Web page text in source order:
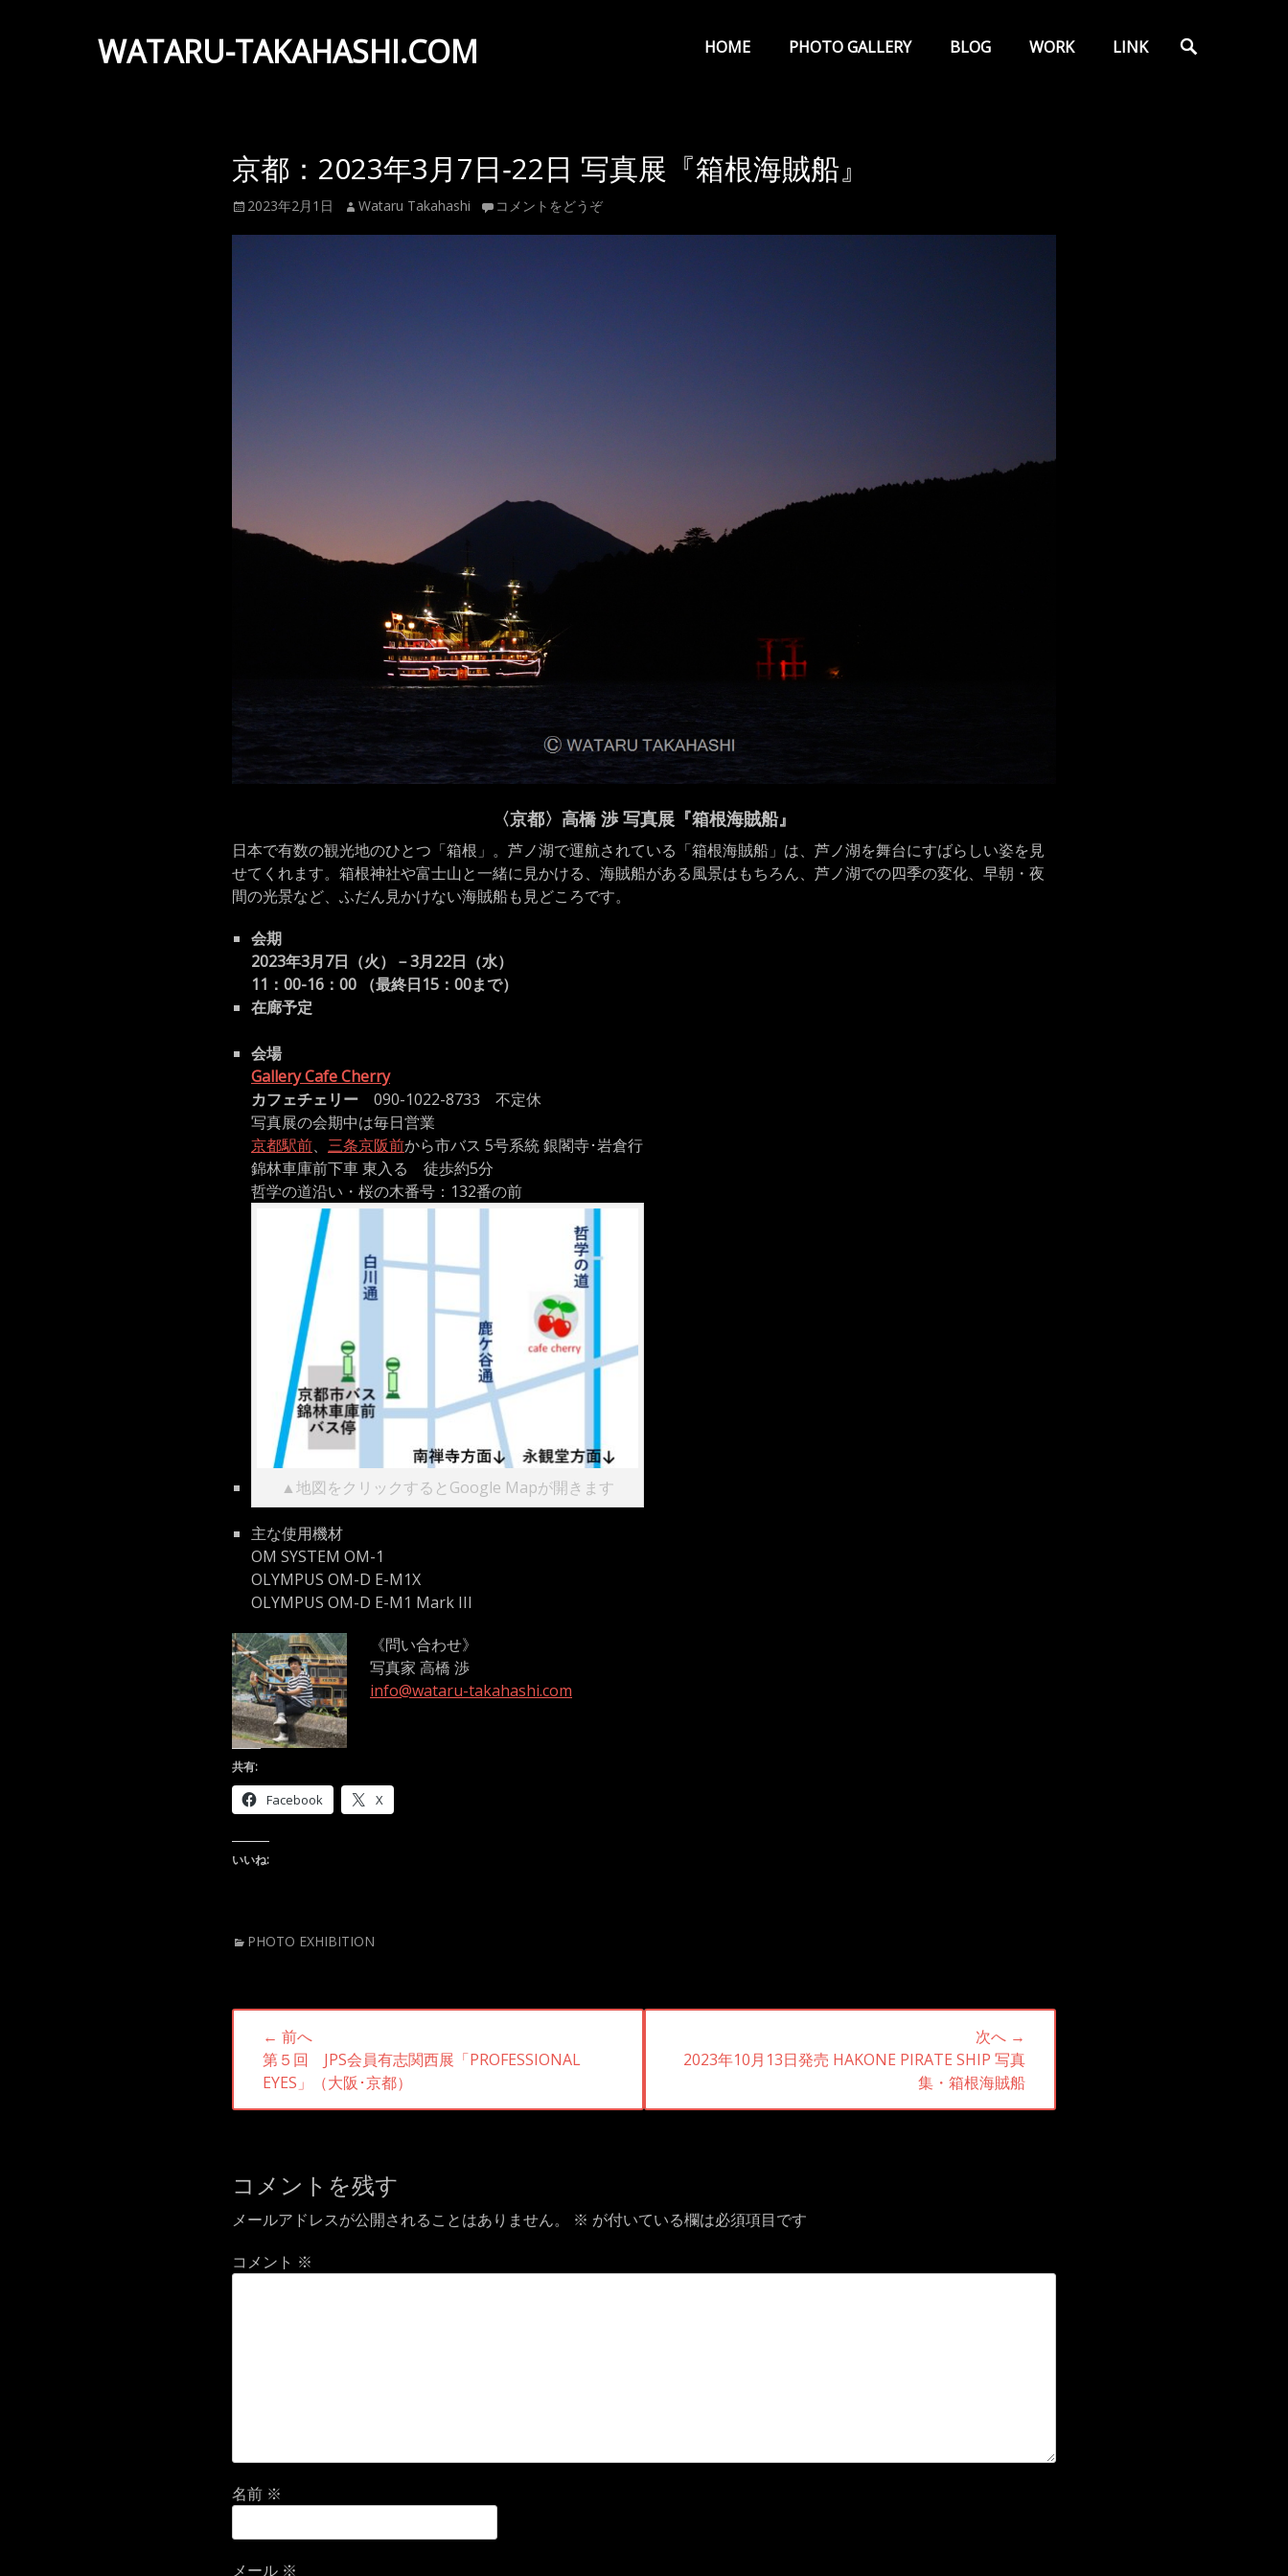
WATARU-TAKAHASHI.COM
イ
ュ
HOME PHOTO GALLERY BLOG WORK LINK
京都：2023年3月7日‐22日 写真展『箱根海賊船』
投
日
2023年2月1日
投 Wataru Takahashi コメントをどうぞ
〈京都〉高橋 渉 写真展『箱根海賊船』
日本で有数の観光地のひとつ「箱根」。芦ノ湖で運航されている「箱根海賊船」は、芦ノ湖を舞台にすばらしい姿を見
せてくれます。箱根神社や富士山と一緒に見かける、海賊船がある風景はもちろん、芦ノ湖での四季の変化、早朝・夜
間の光景など、ふだん見かけない海賊船も見どころです。
会期
2023年3月7日（火）－3月22日（水）
11：00-16：00 （最終日15：00まで）
在廊予定
会場
Gallery Cafe Cherry
カフェチェリー 090-1022-8733 不定休
写真展の会期中は毎日営業
京都駅前、 三条京阪前から市バス 5号系統 銀閣寺･岩倉行
錦林車庫前下車 東入る 徒歩約5分
哲学の道沿い・桜の木番号：132番の前
▲地図をクリックするとGoogle Mapが開きます
主な使用機材
OM SYSTEM OM-1
OLYMPUS OM-D E-M1X
OLYMPUS OM-D E-M1 Mark III
《問い合わせ》
写真家 高橋 渉
info@wataru-takahashi.com
共有:
Facebook X
いいね:
カ PHOTO EXHIBITION
投
ビ
ー
シ
ン
← 前へ
前
の
投
第５回 JPS会員有志関西展「PROFESSIONAL
EYES」（大阪･京都）
次へ →
次
投
2023年10月13日発売 HAKONE PIRATE SHIP 写真
集・箱根海賊船
コメントを残す
メールアドレスが公開されることはありません。 ※ が付いている欄は必須項目です
コメント ※
名前 ※
メール ※